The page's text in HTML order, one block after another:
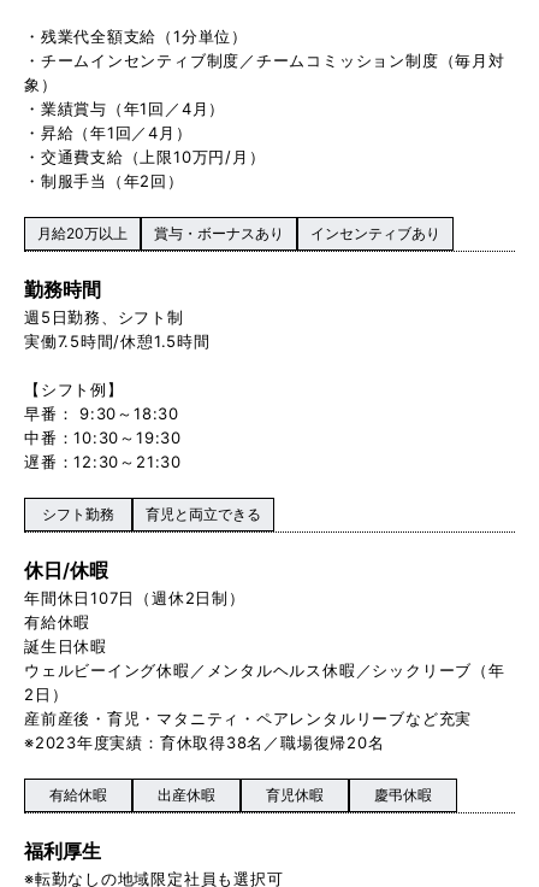
・残業代全額支給（1分単位）
・チームインセンティブ制度／チームコミッション制度（毎月対
象）
・業績賞与（年1回／4月）
・昇給（年1回／4月）
・交通費支給（上限10万円/月）
・制服手当（年2回）
月給20万以上 賞与・ボーナスあり インセンティブあり
勤務時間
週5日勤務、シフト制
実働7.5時間/休憩1.5時間
【シフト例】
早番： 9:30～18:30
中番：10:30～19:30
遅番：12:30～21:30
シフト勤務 育児と両立できる
休日/休暇
年間休日107日（週休2日制）
有給休暇
誕生日休暇
ウェルビーイング休暇／メンタルヘルス休暇／シックリーブ（年
2日）
産前産後・育児・マタニティ・ペアレンタルリーブなど充実
※2023年度実績：育休取得38名／職場復帰20名
有給休暇 出産休暇 育児休暇 慶弔休暇
福利厚生
※転勤なしの地域限定社員も選択可